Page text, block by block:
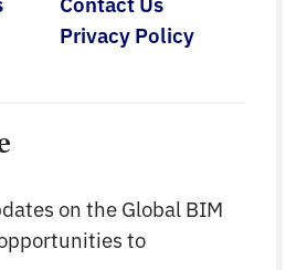
Privacy Policy
on the Global BIM
to